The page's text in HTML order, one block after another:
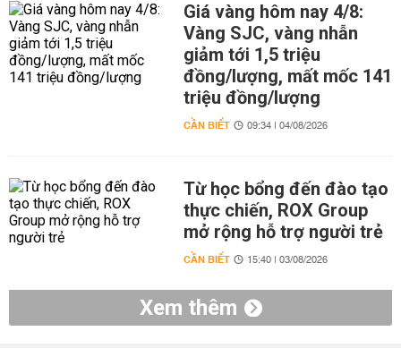
Giá vàng hôm nay 4/8:
Vàng SJC, vàng nhẫn
giảm tới 1,5 triệu
đồng/lượng, mất mốc 141
triệu đồng/lượng
CẦN BIẾT 09:34 | 04/08/2026
Từ học bổng đến đào tạo
thực chiến, ROX Group
mở rộng hỗ trợ người trẻ
CẦN BIẾT 15:40 | 03/08/2026
Xem thêm